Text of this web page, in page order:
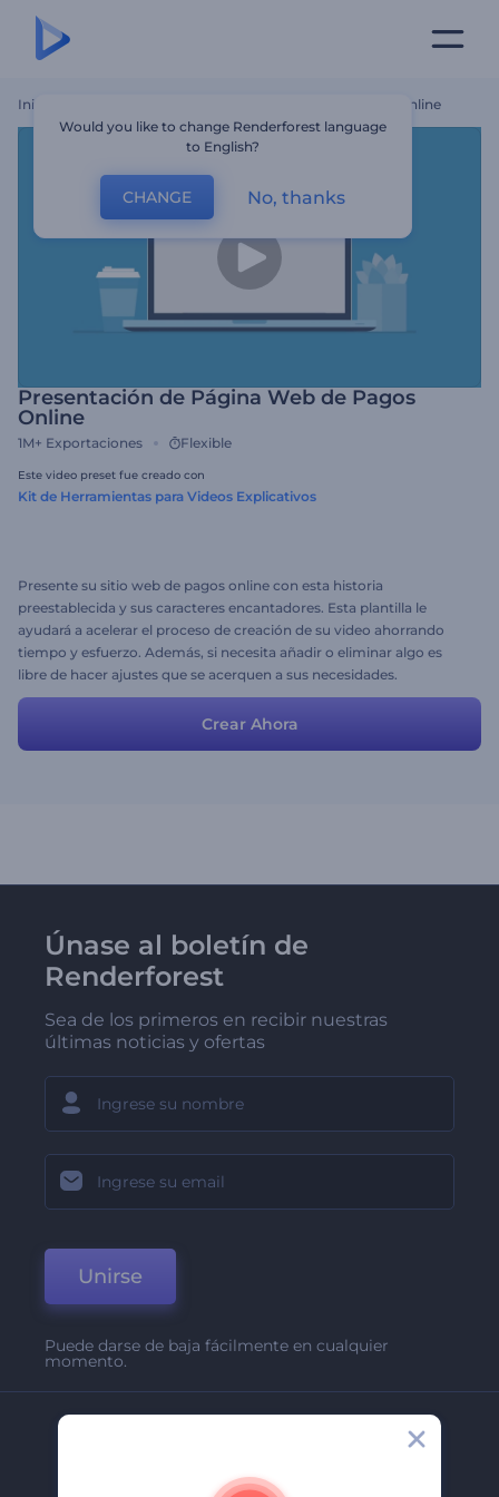
Inicio Presentación De Página Web De Pagos Online
Presentación de Página Web de Pagos
Online
1M+ Exportaciones Flexible
Este video preset fue creado con
Kit de Herramientas para Videos Explicativos
Presente su sitio web de pagos online con esta historia
preestablecida y sus caracteres encantadores. Esta plantilla le
ayudará a acelerar el proceso de creación de su video ahorrando
tiempo y esfuerzo. Además, si necesita añadir o eliminar algo es
libre de hacer ajustes que se acerquen a sus necesidades.
Crear Ahora
Únase al boletín de
Renderforest
Sea de los primeros en recibir nuestras
últimas noticias y ofertas
Unirse
Puede darse de baja fácilmente en cualquier
momento.
Would you like to change Renderforest language
to English?
CHANGE No, thanks